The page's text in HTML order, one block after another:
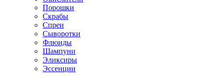
Порошки
Скрабы
Спреи
Сыворотки
Флюиды
Шампуни
Эликсиры
Эссенции